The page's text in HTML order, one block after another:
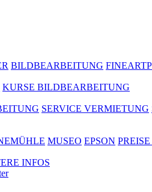
BILDBEARBEITUNG
KURSE BILDBEARBEITUNG
SERVICE VERMIETUNG
MUSEO EPSON
INFOS